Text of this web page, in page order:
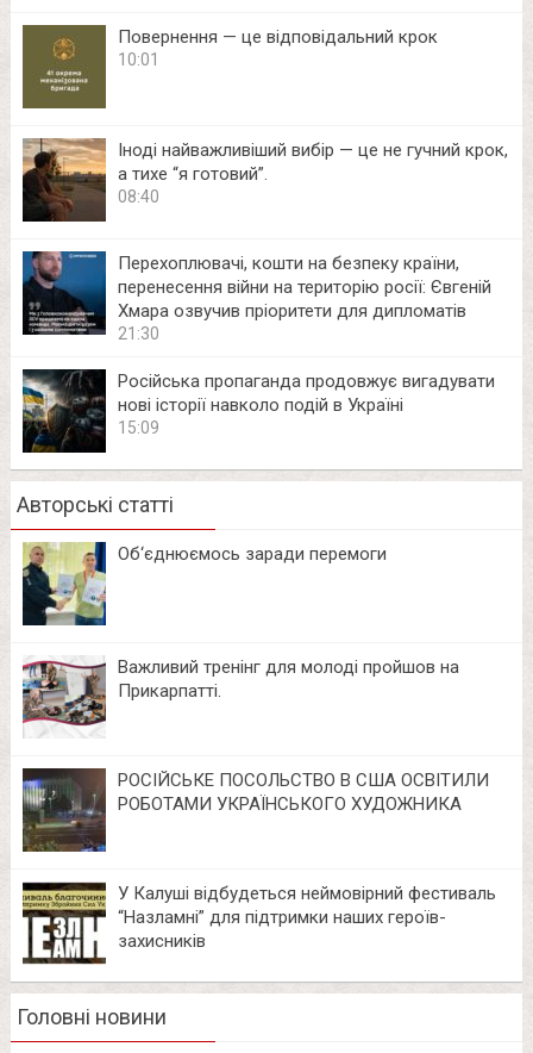
Повернення — це відповідальний крок
10:01
Іноді найважливіший вибір — це не гучний крок,
а тихе “я готовий”.
08:40
Перехоплювачі, кошти на безпеку країни,
перенесення війни на територію росії: Євгеній
Хмара озвучив пріоритети для дипломатів
21:30
Російська пропаганда продовжує вигадувати
нові історії навколо подій в Україні
15:09
Авторські статті
Об‘єднюємось заради перемоги
Важливий тренінг для молоді пройшов на
Прикарпатті.
РОСІЙСЬКЕ ПОСОЛЬСТВО В США ОСВІТИЛИ
РОБОТАМИ УКРАЇНСЬКОГО ХУДОЖНИКА
У Калуші відбудеться неймовірний фестиваль
“Назламні” для підтримки наших героїв-
захисників
Головні новини